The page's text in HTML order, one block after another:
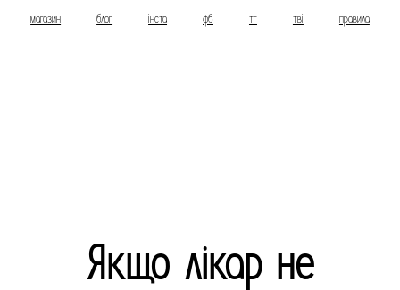
магазин блог інста фб тг тві правила
Якщо лікар не